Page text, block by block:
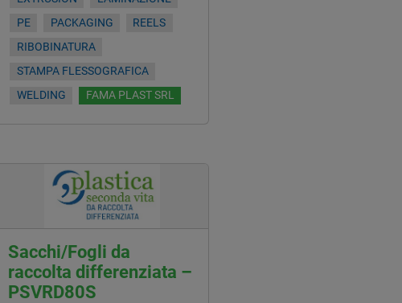
PE
PACKAGING
REELS
RIBOBINATURA
STAMPA FLESSOGRAFICA
WELDING
FAMA PLAST SRL
Sacchi/Fogli da
raccolta differenziata –
PSVRD80S